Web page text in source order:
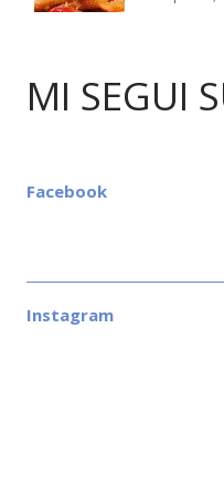
MI SEGUI
Facebook
Instagram